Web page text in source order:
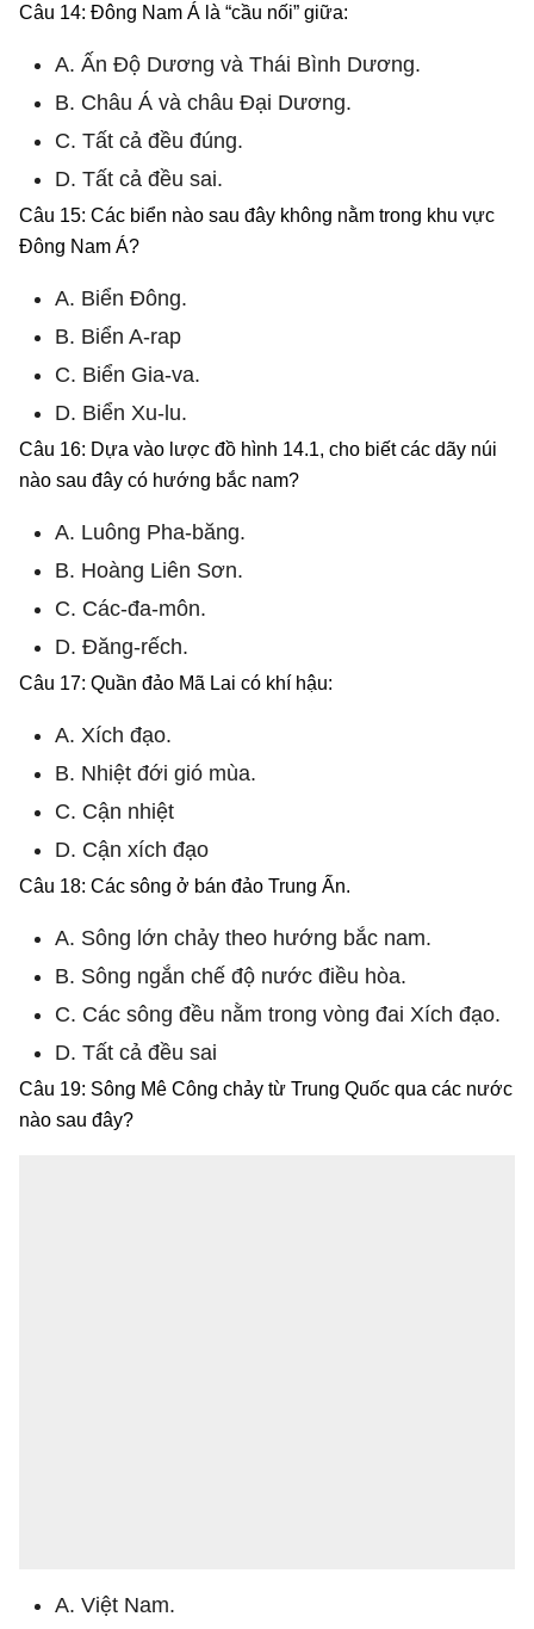
Câu 14: Đông Nam Á là “cầu nối” giữa:
A. Ấn Độ Dương và Thái Bình Dương.
B. Châu Á và châu Đại Dương.
C. Tất cả đều đúng.
D. Tất cả đều sai.
Câu 15: Các biển nào sau đây không nằm trong khu vực
Đông Nam Á?
A. Biển Đông.
B. Biển A-rap
C. Biển Gia-va.
D. Biển Xu-lu.
Câu 16: Dựa vào lược đồ hình 14.1, cho biết các dãy núi
nào sau đây có hướng bắc nam?
A. Luông Pha-băng.
B. Hoàng Liên Sơn.
C. Các-đa-môn.
D. Đăng-rếch.
Câu 17: Quần đảo Mã Lai có khí hậu:
A. Xích đạo.
B. Nhiệt đới gió mùa.
C. Cận nhiệt
D. Cận xích đạo
Câu 18: Các sông ở bán đảo Trung Ấn.
A. Sông lớn chảy theo hướng bắc nam.
B. Sông ngắn chế độ nước điều hòa.
C. Các sông đều nằm trong vòng đai Xích đạo.
D. Tất cả đều sai
Câu 19: Sông Mê Công chảy từ Trung Quốc qua các nước
nào sau đây?
A. Việt Nam.